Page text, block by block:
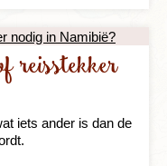
reisstekker
iets ander is dan de